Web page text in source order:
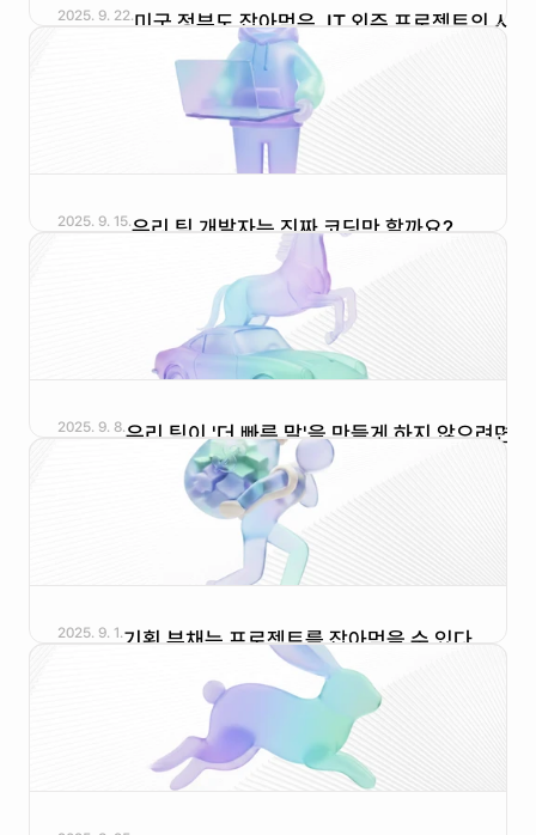
2025. 9. 22.미국 정부도 잡아먹은, IT 외주 프로젝트의 시한
2025. 9. 15.우리 팀 개발자는 진짜 코딩만 할까요?
2025. 9. 8.우리 팀이 '더 빠른 말'을 만들게 하지 않으려면
2025. 9. 1.기획 부채는 프로젝트를 잡아먹을 수 있다